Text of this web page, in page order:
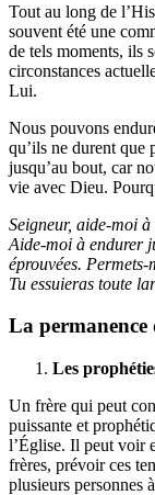
Tout au long de
souvent été une
de tels moments, ils
circonstances
Lui.
Nous pouvons
qu’ils ne durent que
jusqu’au bout, car
vie avec Dieu.
Seigneur, aide-moi
Aide-moi à endurer
éprouvées.
Tu essuieras toute
La permanence
Les
Un frère qui peut
puissante et
l’Église. Il peut voir
frères, prévoir ces
plusieurs personnes